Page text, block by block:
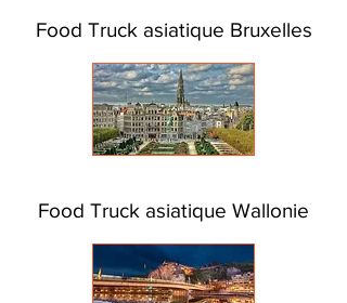
Food Truck asiatique Bruxelles
Food Truck asiatique Wallonie